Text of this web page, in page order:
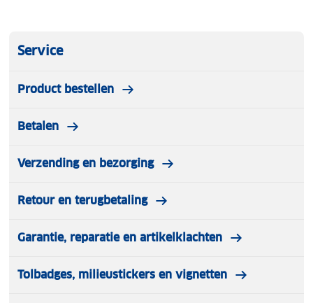
Service
Product bestellen
Betalen
Verzending en bezorging
Retour en terugbetaling
Garantie, reparatie en artikelklachten
Tolbadges, milieustickers en vignetten